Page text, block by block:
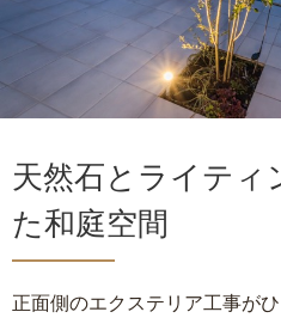
天然石とライティ
た和庭空間
正面側のエクステリア工事が